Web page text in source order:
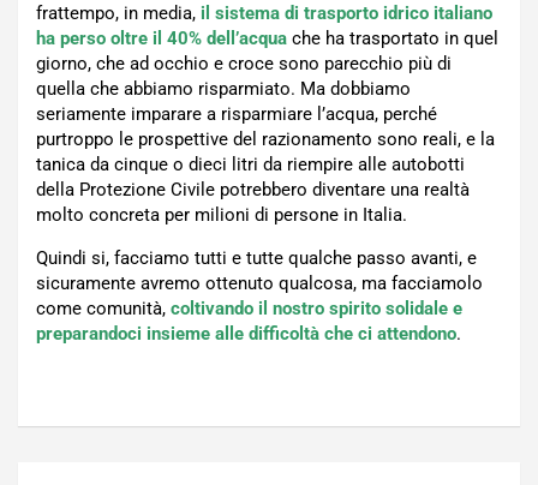
frattempo, in media, il sistema di trasporto idrico italiano
ha perso oltre il 40% dell’acqua che ha trasportato in quel
giorno, che ad occhio e croce sono parecchio più di
quella che abbiamo risparmiato. Ma dobbiamo
seriamente imparare a risparmiare l’acqua, perché
purtroppo le prospettive del razionamento sono reali, e la
tanica da cinque o dieci litri da riempire alle autobotti
della Protezione Civile potrebbero diventare una realtà
molto concreta per milioni di persone in Italia.
Quindi si, facciamo tutti e tutte qualche passo avanti, e
sicuramente avremo ottenuto qualcosa, ma facciamolo
come comunità, coltivando il nostro spirito solidale e
preparandoci insieme alle difficoltà che ci attendono.